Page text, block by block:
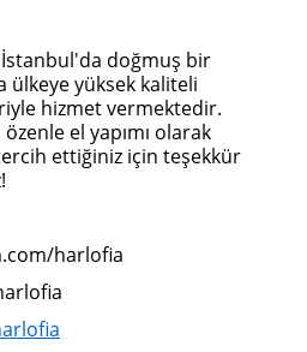
İstanbul'da doğmuş bir
ülkeye yüksek kaliteli
hizmet vermektedir.
el yapımı olarak
ettiğiniz için teşekkür
harlofia